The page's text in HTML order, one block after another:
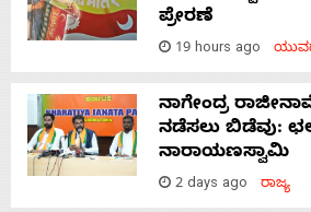
ಪ್ರೇರಣೆ
19 hours ago
ನಾಗೇಂದ್ರ
ನಡೆಸಲು ಬಿಡೆವು:
ನಾರಾಯಣಸ್ವಾಮಿ
2 days ago ರಾಜ್ಯ